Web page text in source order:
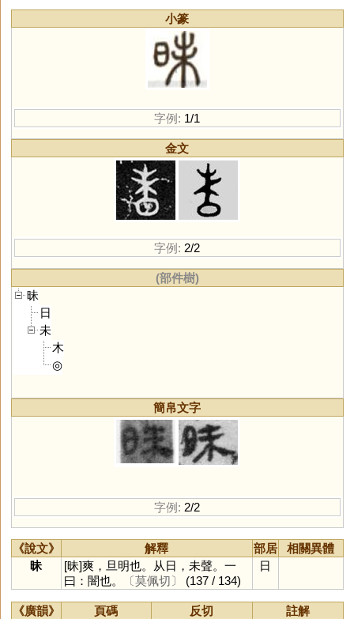
小篆
字例: 1/1
金文
字例: 2/2
(部件樹)
昧
日
未
木
◎
簡帛文字
字例: 2/2
《說文》 解釋 部居
相關異體
昧
[昧]爽，旦明也。从日，未聲。一
曰：闇也。
〔莫佩切〕 (137 / 134)
日
《廣韻》 頁碼 反切
註解